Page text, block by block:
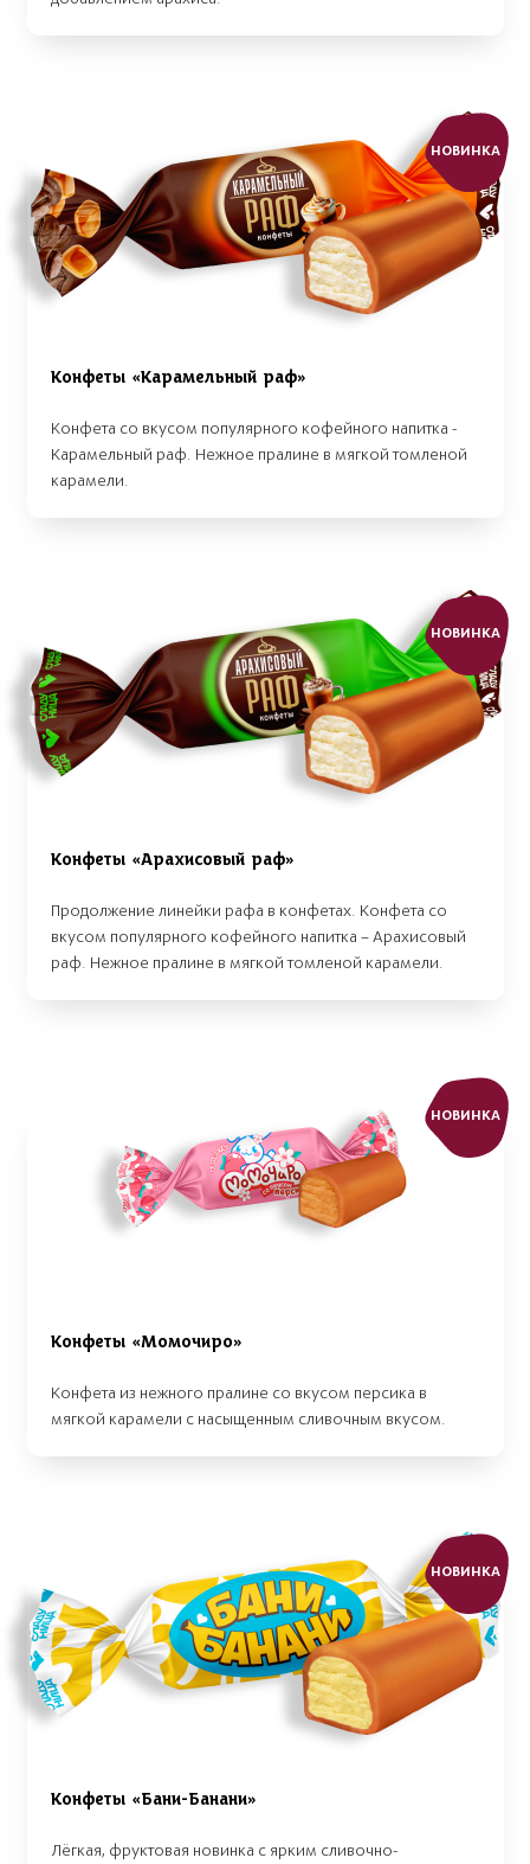
НОВИНКА
Конфеты «Карамельный раф»
Конфета со вкусом популярного кофейного напитка -
Карамельный раф. Нежное пралине в мягкой томленой
карамели.
НОВИНКА
Конфеты «Арахисовый раф»
Продолжение линейки рафа в конфетах. Конфета со
вкусом популярного кофейного напитка – Арахисовый
раф. Нежное пралине в мягкой томленой карамели.
НОВИНКА
Конфеты «Момочиро»
Конфета из нежного пралине со вкусом персика в
мягкой карамели с насыщенным сливочным вкусом.
НОВИНКА
Конфеты «Бани-Банани»
Лёгкая, фруктовая новинка с ярким сливочно-